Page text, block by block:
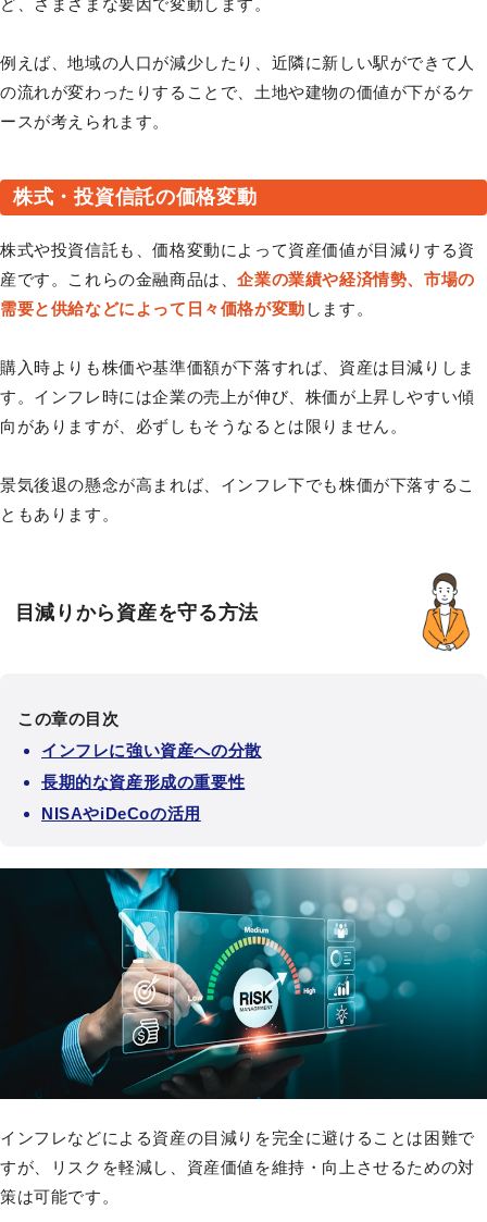
ど、さまざまな要因で変動します。
例えば、地域の人口が減少したり、近隣に新しい駅ができて人
の流れが変わったりすることで、土地や建物の価値が下がるケ
ースが考えられます。
株式・投資信託の価格変動
株式や投資信託も、価格変動によって資産価値が目減りする資
産です。これらの金融商品は、企業の業績や経済情勢、市場の
需要と供給などによって日々価格が変動 します。
購入時よりも株価や基準価額が下落すれば、資産は目減りしま
す。インフレ時には企業の売上が伸び、株価が上昇しやすい傾
向がありますが、必ずしもそうなるとは限りません。
景気後退の懸念が高まれば、インフレ下でも株価が下落するこ
ともあります。
目減りから資産を守る方法
この章の目次
インフレに強い資産への分散
長期的な資産形成の重要性
NISAやiDeCoの活用
インフレなどによる資産の目減りを完全に避けることは困難で
すが、リスクを軽減し、資産価値を維持・向上させるための対
策は可能です。